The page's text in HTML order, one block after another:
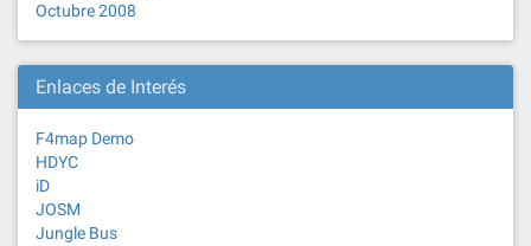
Octubre 2008
Enlaces de Interés
F4map Demo
HDYC
iD
JOSM
Jungle Bus